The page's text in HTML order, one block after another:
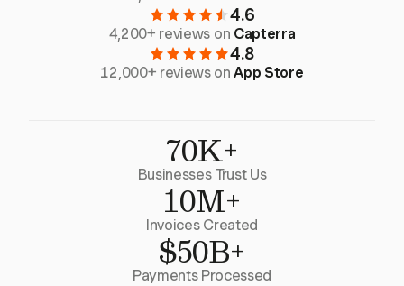
4.6
4,200+ reviews on Capterra
4.8
12,000+ reviews onApp Store
70K+
Businesses Trust Us
10M+
Invoices Created
$50B+
Payments Processed